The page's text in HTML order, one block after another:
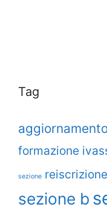
Tag
formazione
sezione
sezione b